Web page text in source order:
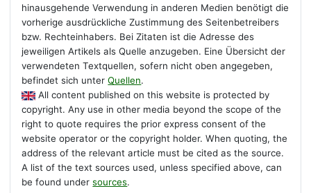
hinausgehende Verwendung in anderen Medien benötigt die
vorherige ausdrückliche Zustimmung des Seitenbetreibers
bzw. Rechteinhabers. Bei Zitaten ist die Adresse des
jeweiligen Artikels als Quelle anzugeben. Eine Übersicht der
verwendeten Textquellen, sofern nicht oben angegeben,
befindet sich unterQuellen.
All content published on this website is protected by
copyright. Any use in other media beyond the scope of the
right to quote requires the prior express consent of the
website operator or the copyright holder. When quoting, the
address of the relevant article must be cited as the source.
A list of the text sources used, unless specified above, can
be found undersources.